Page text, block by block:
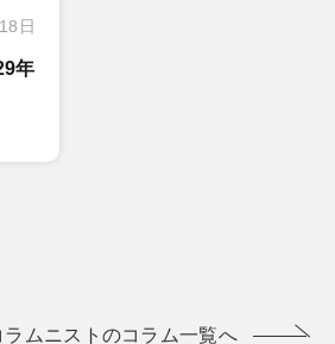
日
年
ラムニストのコラム一覧へ